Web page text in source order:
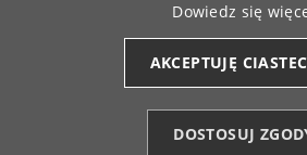
www.moraj.pl| Wszystkie
zastrzeżone
Dowiedz się
AKCEPTUJĘ
DOSTOSUJ